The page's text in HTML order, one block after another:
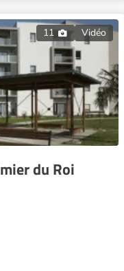
11 Vidéo
du Roi